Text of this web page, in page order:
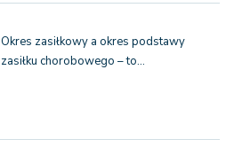
Okres zasiłkowy a okres podstawy
zasiłku chorobowego – to…